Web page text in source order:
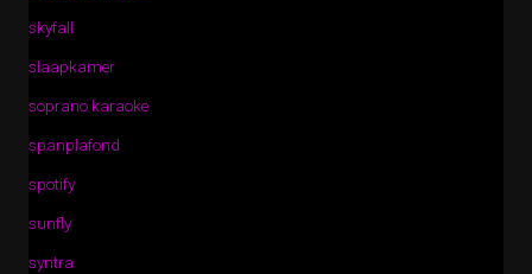
skyfall
slaapkamer
soprano karaoke
spanplafond
spotify
sunfly
syntra